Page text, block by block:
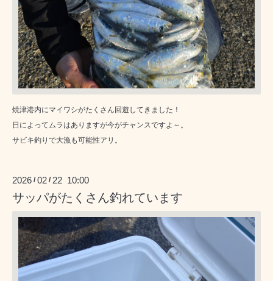
焼津港内にマイワシがたくさん回遊してきました！
日によってムラはありますが今がチャンスですよ～。
サビキ釣りで大漁も可能性アリ。
2026 /02 / 22 10:00
サッパがたくさん釣れています